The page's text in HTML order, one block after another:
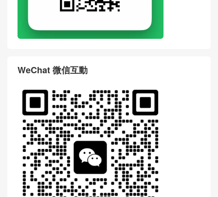
WeChat 微信互動